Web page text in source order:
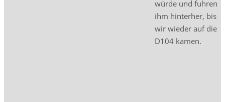
würde und fuhren
ihm hinterher, bis
wir wieder auf die
D104 kamen.